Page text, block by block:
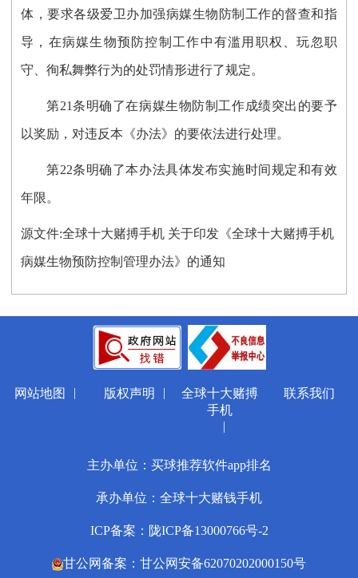
体，要求各级爱卫办加强病媒生物防制工作的督查和指
导 ，在病媒生物预防控制工作中有滥用职权、玩忽职
守、徇私舞弊行为的处罚情形进行了规定。
第21条明确了在病媒生物防制工作成绩突出的要予
以奖励，对违反本 《办法》的要依法进行处理。
第22条明确了本办法具体发布实施时间规定和有效
年限。
源文件:全球十大赌搏手机 关于印发《全球十大赌搏手机
病媒生物预防控制管理办法》的通知
网站地图 | 版权声明 |
全球十大赌搏
手机
|
联系我们
主办单位：买球推荐软件app排名
承办单位：全球十大赌钱手机
ICP备案：陇ICP备13000766号-2
甘公网备案：甘公网安备62070202000150号